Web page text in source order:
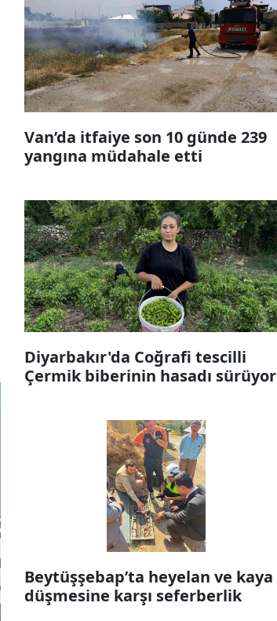
Van’da itfaiye son 10 günde 239
yangına müdahale etti
Diyarbakır'da Coğrafi tescilli
Çermik biberinin hasadı sürüyor
Beytüşşebap’ta heyelan ve kaya
düşmesine karşı seferberlik